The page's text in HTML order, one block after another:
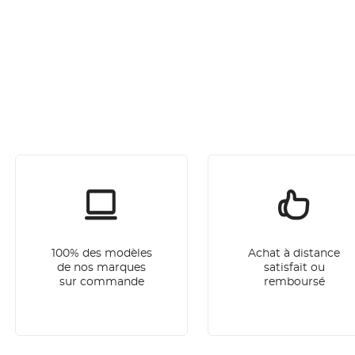
100% des modèles
de nos marques
sur commande
Achat à distance
satisfait ou
remboursé